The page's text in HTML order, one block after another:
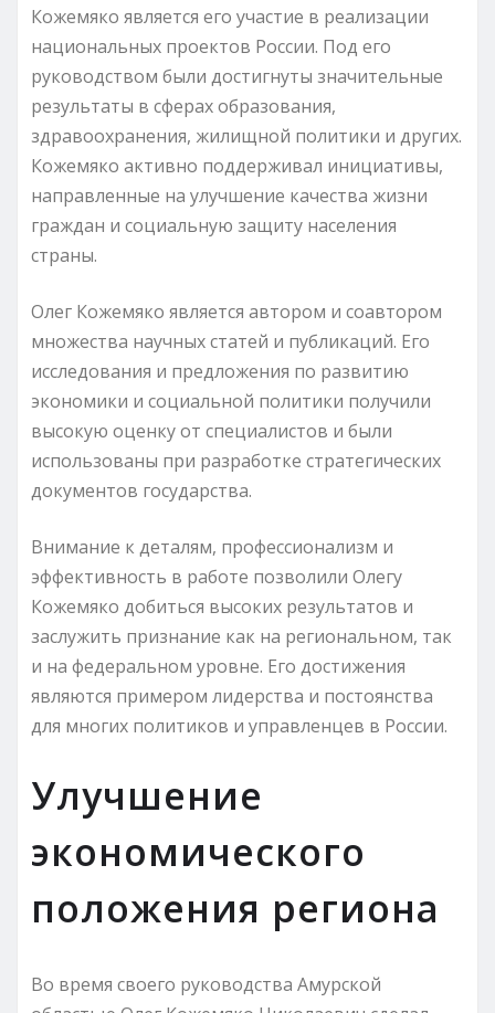
Кожемяко является его участие в реализации
национальных проектов России. Под его
руководством были достигнуты значительные
результаты в сферах образования,
здравоохранения, жилищной политики и других.
Кожемяко активно поддерживал инициативы,
направленные на улучшение качества жизни
граждан и социальную защиту населения
страны.
Олег Кожемяко является автором и соавтором
множества научных статей и публикаций. Его
исследования и предложения по развитию
экономики и социальной политики получили
высокую оценку от специалистов и были
использованы при разработке стратегических
документов государства.
Внимание к деталям, профессионализм и
эффективность в работе позволили Олегу
Кожемяко добиться высоких результатов и
заслужить признание как на региональном, так
и на федеральном уровне. Его достижения
являются примером лидерства и постоянства
для многих политиков и управленцев в России.
Улучшение
экономического
положения региона
Во время своего руководства Амурской